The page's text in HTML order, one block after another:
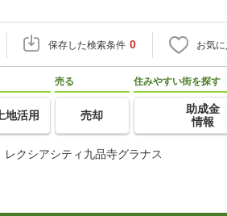
保存した検索条件 0 お気に
地活用
売る
売却
住みやすい街を探す
助成金
情報
レクシアシティ九品寺グラナス